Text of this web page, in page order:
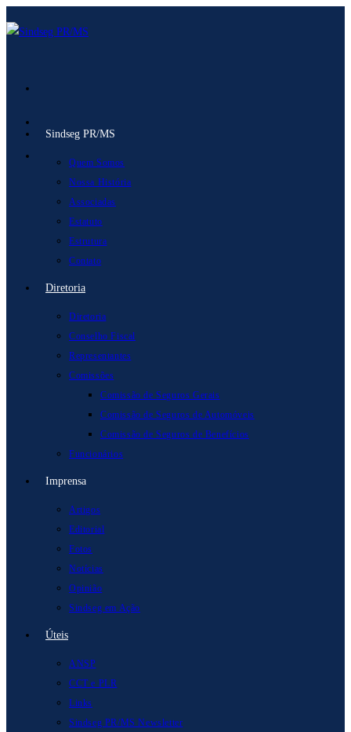
para
Sindseg PR/MS
Quem Somos
Nossa História
Associadas
Estatuto
Estrutura
Contato
Diretoria
Diretoria
Conselho Fiscal
Representantes
Comissões
Comissão de Seguros Gerais
Comissão de Seguros de Automóveis
Comissão de Seguros de Benefícios
Funcionários
Imprensa
Artigos
Editorial
Fotos
Notícias
Opinião
Sindseg em Ação
Úteis
ANSP
CCT e PLR
Links
Sindseg PR/MS Newsletter